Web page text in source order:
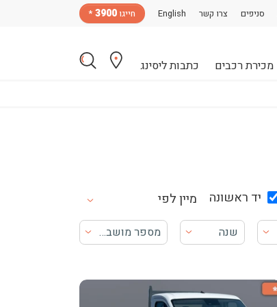
סניפים צרו קשר English חייגו 3900
*
מכירת רכבים כתבות ליסינג
יד ראשונה
מיין לפי
שנה מספר מושבים